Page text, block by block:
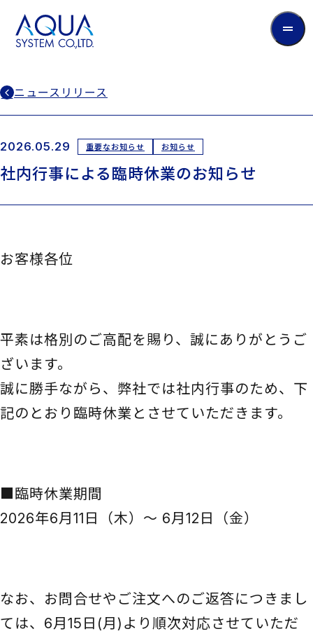
System
ニュースリリース
2026.05.29 重要なお知らせ お知らせ
社内行事による臨時休業のお知らせ
お客様各位
平素は格別のご高配を賜り、誠にありがとうご
ざいます。
誠に勝手ながら、弊社では社内行事のため、下
記のとおり臨時休業とさせていただきます。
■臨時休業期間
2026年6月11日（木）～ 6月12日（金）
なお、お問合せやご注文へのご返答につきまし
ては、6月15日(月)より順次対応させていただ